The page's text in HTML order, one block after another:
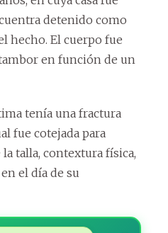
detenido como
hecho. El cuerpo fue
en función de un
tenía una fractura
fue cotejada para
talla, contextura física,
el día de su